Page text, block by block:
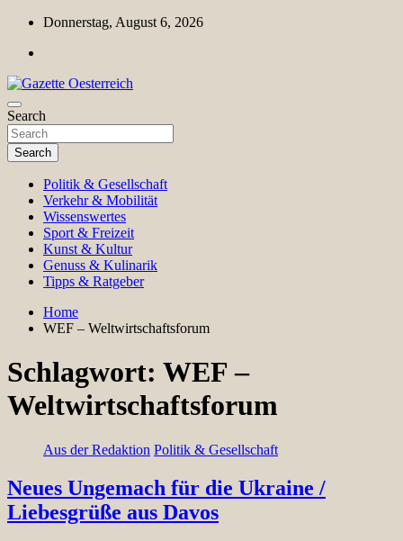
Skip
content
Donnerstag, August 6, 2026
Gazette Oesterreich
Magazin für Freizeit, Politik, Kultur & Wissenschaft
Search
Search
Politik & Gesellschaft
Verkehr & Mobilität
Wissenswertes
Sport & Freizeit
Kunst & Kultur
Genuss & Kulinarik
Tipps & Ratgeber
Home
WEF – Weltwirtschaftsforum
Schlagwort: WEF –
Weltwirtschaftsforum
Aus der Redaktion Politik & Gesellschaft
Neues Ungemach für die Ukraine /
Liebesgrüße aus Davos